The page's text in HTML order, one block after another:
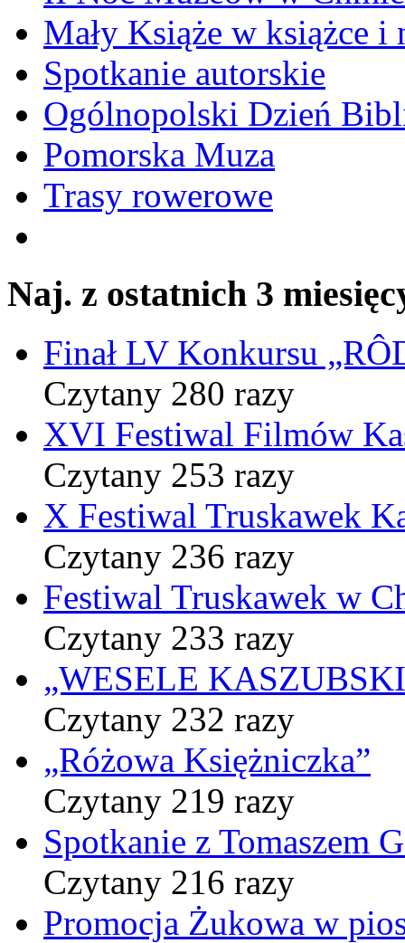
Mały Książe w książce i
Spotkanie autorskie
Ogólnopolski Dzień
Pomorska Muza
Trasy rowerowe
Naj. z ostatnich 3
Finał LV Konkursu
Czytany 280 razy
XVI Festiwal Filmów
Czytany 253 razy
X Festiwal Truskawek
Czytany 236 razy
Festiwal Truskawek w
Czytany 233 razy
„WESELE
Czytany 232 razy
„Różowa Księżniczka”
Czytany 219 razy
Spotkanie z Tomaszem
Czytany 216 razy
Promocja Żukowa w